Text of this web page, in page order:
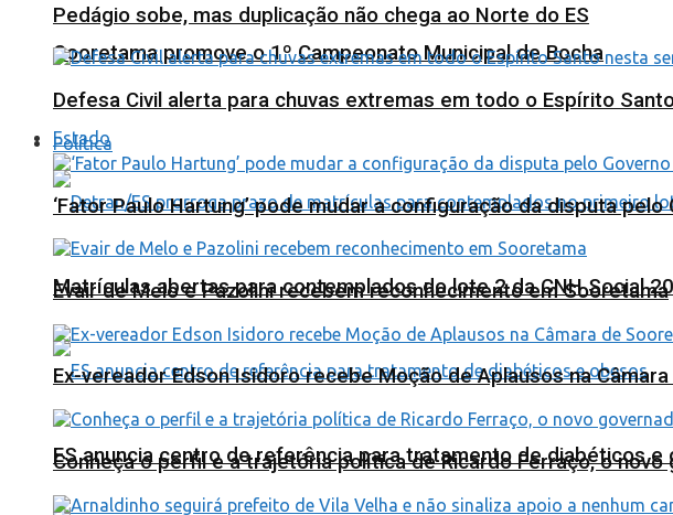
Sooretama promove o 1º Campeonato Municipal de Bocha
Estado
Matrículas abertas para contemplados do lote 2 da CNH Social
ES anuncia centro de referência para tratamento de diabéticos e
Pedágio sobe, mas duplicação não chega ao Norte do ES
Defesa Civil alerta para chuvas extremas em todo o Espírito
Política
‘Fator Paulo Hartung’ pode mudar a configuração da disputa pelo
Evair de Melo e Pazolini recebem reconhecimento em Sooretama
Ex-vereador Edson Isidoro recebe Moção de Aplausos na
Conheça o perfil e a trajetória política de Ricardo Ferraço, o novo